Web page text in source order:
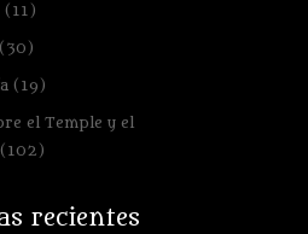
(11)
(30)
(19)
el Temple y el
(102)
recientes